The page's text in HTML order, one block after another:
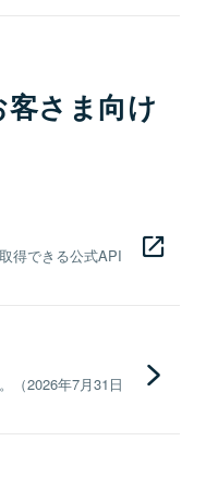
さま向け
得できる公式API
（2026年7月31日